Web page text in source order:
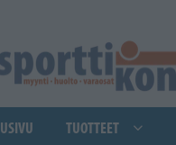
TUOTTEET